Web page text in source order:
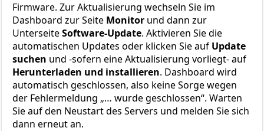
Firmware. Zur Aktualisierung wechseln Sie im
Dashboard zur Seite Monitor und dann zur
UnterseiteSoftware-Update. Aktivieren Sie die
automatischen Updates oder klicken Sie auf Update
suchen und -sofern eine Aktualisierung vorliegt- auf
Herunterladen und installieren. Dashboard wird
automatisch geschlossen, also keine Sorge wegen
der Fehlermeldung „… wurde geschlossen“. Warten
Sie auf den Neustart des Servers und melden Sie sich
dann erneut an.